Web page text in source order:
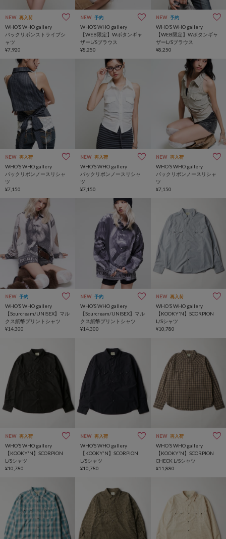
NEW 再入荷
WHO’S WHO gallery
バックリボンストライプシ
ャツ
¥7,920
NEW 予約
WHO’S WHO gallery
【WEB限定】Wボタンギャ
ザーL/Sブラウス
¥8,250
NEW 予約
WHO’S WHO gallery
【WEB限定】Wボタンギャ
ザーL/Sブラウス
¥8,250
NEW 再入荷
WHO’S WHO gallery
バックリボンノースリシャ
ツ
¥7,150
NEW 再入荷
WHO’S WHO gallery
バックリボンノースリシャ
ツ
¥7,150
NEW 再入荷
WHO’S WHO gallery
バックリボンノースリシャ
ツ
¥7,150
NEW 予約
WHO’S WHO gallery
【Sourcream/UNISEX】マル
クス紙幣プリントシャツ
¥14,300
NEW 予約
WHO’S WHO gallery
【Sourcream/UNISEX】マル
クス紙幣プリントシャツ
¥14,300
NEW 再入荷
WHO’S WHO gallery
【KOOKY'N】SCORPION
L/Sシャツ
¥10,780
NEW 再入荷
WHO’S WHO gallery
【KOOKY'N】SCORPION
L/Sシャツ
¥10,780
NEW 再入荷
WHO’S WHO gallery
【KOOKY'N】SCORPION
L/Sシャツ
¥10,780
NEW 再入荷
WHO’S WHO gallery
【KOOKY'N】SCORPION
CHECK L/Sシャツ
¥11,880